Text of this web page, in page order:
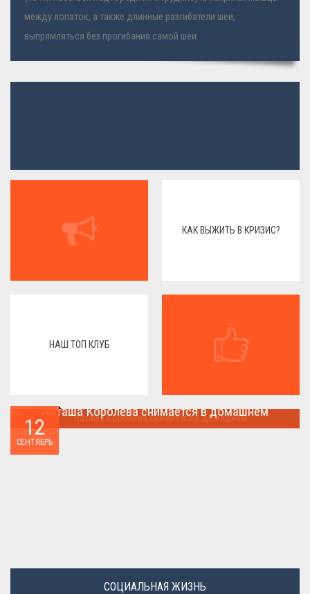
между лопаток, а также длинные разгибатели шеи,
выпрямляться без прогибания самой шеи.
КАК ВЫЖИТЬ В КРИЗИС?
НАШ ТОП КЛУБ
12
СЕНТЯБРЬ
Наташа Королева снимается в домашнем
СОЦИАЛЬНАЯ ЖИЗНЬ